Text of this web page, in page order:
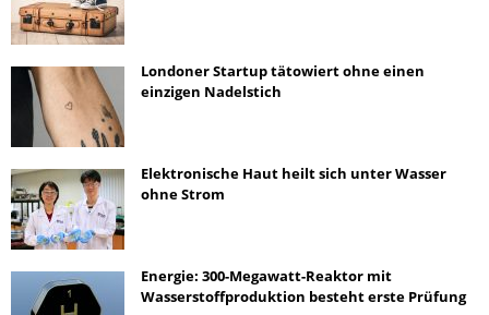
Londoner Startup tätowiert ohne einen
einzigen Nadelstich
Elektronische Haut heilt sich unter Wasser
ohne Strom
Energie: 300-Megawatt-Reaktor mit
Wasserstoffproduktion besteht erste Prüfung